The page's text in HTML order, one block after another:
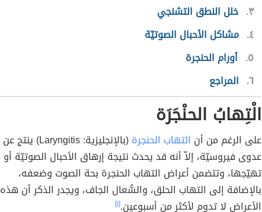
٣ خلل النطق التشنجي
٤ مشاكل الأحبال الصوتيّة
٥ أورام الحنجرة
٦ المراجع
الْتِهابُ الحنْجَرَة
على الرغم من أن التهاب الحنجرة
(بالإنجليزية: Laryngitis) ينتج عن
عدوى فيروسيّة، إلاّ أنه قد يحدث نتيجة إرهاق الأحبال الصوتيّة أو
تهيّجها، وتتضمن أعراض التهاب الحنجرة بحة الصوت وضعفه،
بالإضافة إلى التهاب الحلق، والسُّعال الجاف، ويجدر الذكر أن هذه
الأعراض لا تدوم لأكثر من أسبوعين.[١]